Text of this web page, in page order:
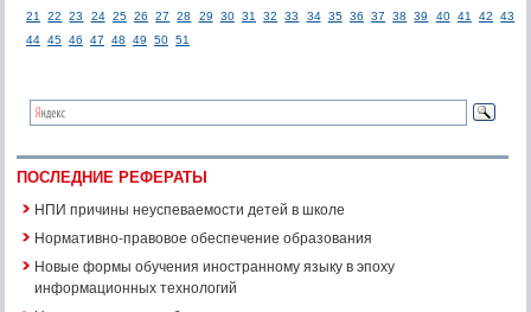
21
22 23 24 25 26 27 28 29 30 31 32 33 34 35 36 37 38 39 40 41 42
43
44 45 46 47 48 49 50 51
ПОСЛЕДНИЕ РЕФЕРАТЫ
НПИ причины неуспеваемости детей в школе
Нормативно-правовое обеспечение образования
Новые формы обучения иностранному языку в эпоху
информационных технологий